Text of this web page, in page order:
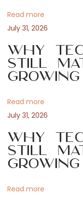
i
g
a
t
i
o
n
s
c
i
n
a
t
e
o
n
d
Read more
July 31, 2026
Why
Still
Read more
July 31, 2026
Why
Still
Read more